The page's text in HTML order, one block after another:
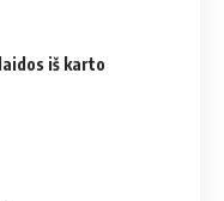
iš karto